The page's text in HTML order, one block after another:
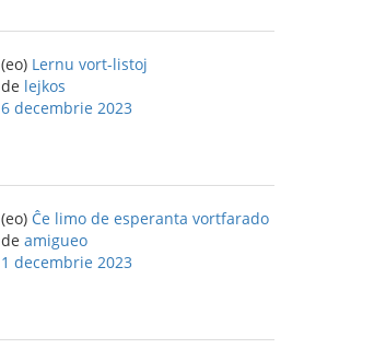
(eo) Lernu vort-listoj
de lejkos
6 decembrie 2023
(eo) Ĉe limo de esperanta vortfarado
de amigueo
1 decembrie 2023